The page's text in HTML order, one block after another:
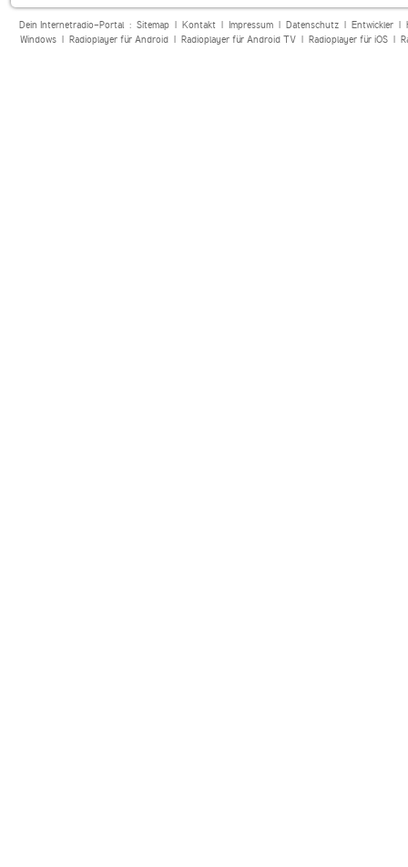
Dein Internetradio-Portal : Sitemap| Kontakt| Impressum| Datenschutz| Entwickler|
Windows| Radioplayer für Android| Radioplayer für Android TV| Radioplayer für iOS|